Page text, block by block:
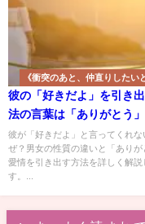
《衝突のあと、仲直りしたい
彼の「好きだよ」を引き
法の言葉は「ありがとう」
彼が「好きだよ」と言ってくれな
ぜ？男女の性質の違いと「ありが
愛情を引き出す方法を詳しく解説
す。...